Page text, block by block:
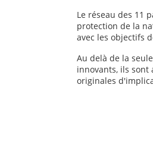
Le réseau des 11
protection de la
avec les objectifs
Au delà de la
innovants, ils sont
originales